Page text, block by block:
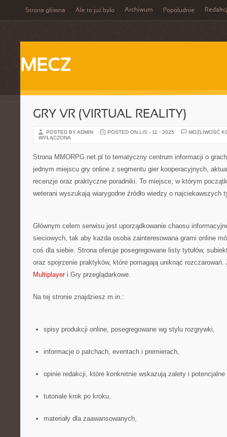
Strona główna Ale to już było Archiwum Popołudnie
MECZ
GRY VR (VIRTUAL REALITY)
POSTED BY ADMIN POSTED ON LIS - 11 - 2025
MOŻLIWOŚĆ
WYŁĄCZONA
Strona MMORPG.net.pl to tematyczny centrum informacji o
jednym miejscu gry online z segmentu gier kooperacyjnych,
recenzje oraz praktyczne poradniki. To miejsce, w którym
weterani wyszukają wiarygodne źródło wiedzy o najciekawszych
Głównym celem serwisu jest uporządkowanie chaosu
sieciowych, tak aby każda osoba zainteresowana grami online
coś dla siebie. Strona oferuje posegregowane listy tytułów,
oraz spojrzenie praktyków, które pomagają uniknąć
Multiplayeri Gry przeglądarkowe.
Na tej stronie znajdziesz m.in.:
spisy produkcji online, posegregowane wg stylu rozgrywki,
informacje o patchach, eventach i premierach,
opinie redakcji, które konkretnie wskazują zalety i potencjalne
tutoriale krok po kroku,
materiały dla zaawansowanych,